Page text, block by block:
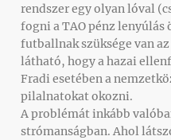
rendszer egy olyan lóval
fogni a TAO pénz lenyúlás
futballnak szüksége van
látható, hogy a hazai
Fradi esetében a
pilalnatokat okozni.
A problémát inkább
strómanságban. Ahol